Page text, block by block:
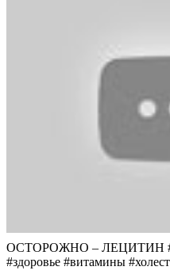
ОСТОРОЖНО – ЛЕЦИТИН
#здоровье #витамины